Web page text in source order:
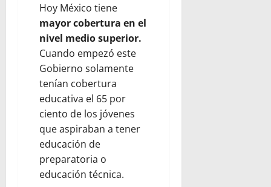
Hoy México tiene
mayor cobertura en el
nivel medio superior.
Cuando empezó este
Gobierno solamente
tenían cobertura
educativa el 65 por
ciento de los jóvenes
que aspiraban a tener
educación de
preparatoria o
educación técnica.